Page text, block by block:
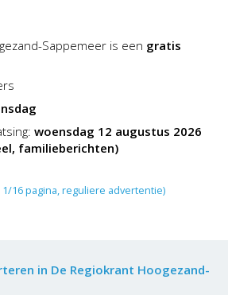
Sappemeer is een gratis
woensdag 12 augustus 2026
familieberichten)
1/16 pagina, reguliere advertentie)
in De Regiokrant Hoogezand-